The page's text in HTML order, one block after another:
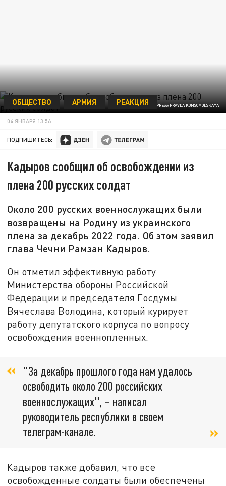
/GLOBALLOOKPRESS/PRAVDA KOMSOMOLSKAYA
ОБЩЕСТВО АРМИЯ РЕАКЦИЯ
04 ЯНВАРЯ 13:56
ПОДПИШИТЕСЬ:
Кадыров сообщил об освобождении из
плена 200 русских солдат
Около 200 русских военнослужащих были
возвращены на Родину из украинского
плена за декабрь 2022 года. Об этом заявил
глава Чечни Рамзан Кадыров.
Он отметил эффективную работу
Министерства обороны Российской
Федерации и председателя Госдумы
Вячеслава Володина, который курирует
работу депутатского корпуса по вопросу
освобождения военнопленных.
"За декабрь прошлого года нам удалось
освободить около 200 российских
военнослужащих", – написал
руководитель республики в своем
телеграм-канале.
Кадыров также добавил, что все
освобожденные солдаты были обеспечены